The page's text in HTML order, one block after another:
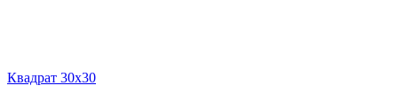
Квадрат 30х30